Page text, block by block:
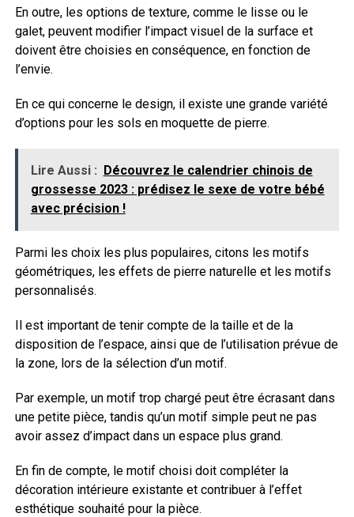
En outre, les options de texture, comme le lisse ou le
galet, peuvent modifier l’impact visuel de la surface et
doivent être choisies en conséquence, en fonction de
l’envie.
En ce qui concerne le design, il existe une grande variété
d’options pour les sols en moquette de pierre.
Lire Aussi : Découvrez le calendrier chinois de
grossesse 2023 : prédisez le sexe de votre bébé
avec précision !
Parmi les choix les plus populaires, citons les motifs
géométriques, les effets de pierre naturelle et les motifs
personnalisés.
Il est important de tenir compte de la taille et de la
disposition de l’espace, ainsi que de l’utilisation prévue de
la zone, lors de la sélection d’un motif.
Par exemple, un motif trop chargé peut être écrasant dans
une petite pièce, tandis qu’un motif simple peut ne pas
avoir assez d’impact dans un espace plus grand.
En fin de compte, le motif choisi doit compléter la
décoration intérieure existante et contribuer à l’effet
esthétique souhaité pour la pièce.